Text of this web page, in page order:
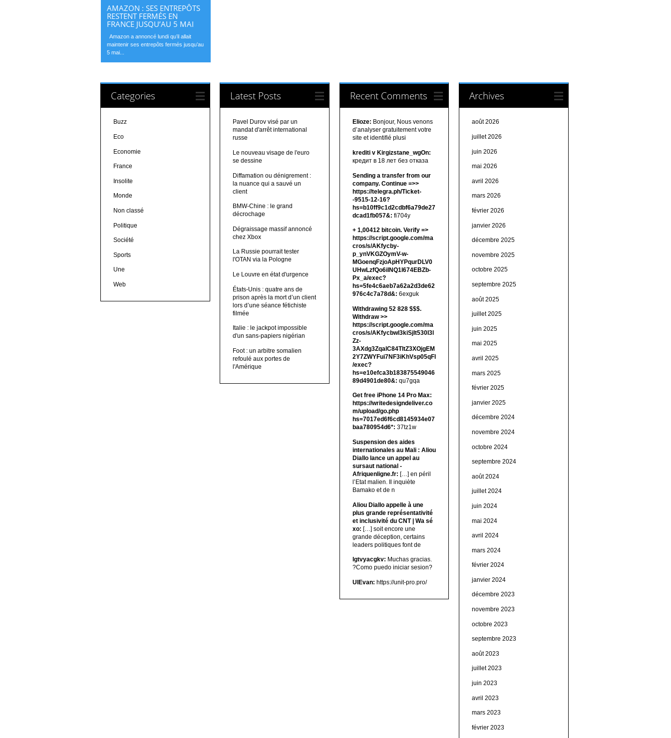
AMAZON : SES ENTREPÔTS
RESTENT FERMÉS EN
FRANCE JUSQU’AU 5 MAI
Amazon a annoncé lundi qu’il allait
maintenir ses entrepôts fermés jusqu’au
5 mai...
Categories
Buzz
Eco
Economie
France
Insolite
Monde
Non classé
Politique
Société
Sports
Une
Web
Latest Posts
Pavel Durov visé par un
mandat d'arrêt international
russe
Le nouveau visage de l'euro
se dessine
Diffamation ou dénigrement :
la nuance qui a sauvé un
client
BMW-Chine : le grand
décrochage
Dégraissage massif annoncé
chez Xbox
La Russie pourrait tester
l'OTAN via la Pologne
Le Louvre en état d'urgence
États-Unis : quatre ans de
prison après la mort d’un client
lors d’une séance fétichiste
filmée
Italie : le jackpot impossible
d'un sans-papiers nigérian
Foot : un arbitre somalien
refoulé aux portes de
l'Amérique
Recent Comments
Elioze: Bonjour, Nous venons
d’analyser gratuitement votre
site et identifié plusi
krediti v Kirgizstane_wgOn:
кредит в 18 лет без отказа
Sending a transfer from our
company. Continue =>>
https://telegra.ph/Ticket-
-9515-12-16?
hs=b10ff9c1d2cdbf6a79de27
dcad1fb057&: fi704y
+ 1,00412 bitсоin. Verify =>
https://script.google.com/ma
cros/s/AKfycby-
p_ynVKGZOymV-w-
MGoenqFzjoApHYPqurDLV0
UHwLzfQo6ilNQ1l674EBZb-
Px_a/exec?
hs=5fe4c6aeb7a62a2d3de62
976c4c7a78d&: 6exguk
Withdrawing 52 828 $$$.
Withdrаw >>
https://script.google.com/ma
cros/s/AKfycbwl3kiSjlt530I3l
Zz-
3AXdg3ZqalC84TltZ3XOjgEM
2Y7ZWYFui7NF3iKhVsp05qFl
/exec?
hs=e10efca3b183875549046
89d4901de80&: qu7gqa
Get free iPhone 14 Pro Max:
https://writedesigndeliver.co
m/upload/go.php
hs=7017ed6f6cd8145934e07
baa780954d6*: 37tz1w
Suspension des aides
internationales au Mali : Aliou
Diallo lance un appel au
sursaut national -
Afriquenligne.fr: […] en péril
l’Etat malien. Il inquiète
Bamako et de n
Aliou Diallo appelle à une
plus grande représentativité
et inclusivité du CNT | Wa sé
xo: […] soit encore une
grande déception, certains
leaders politiques font de
lgtvyacgkv: Muchas gracias.
?Como puedo iniciar sesion?
UIEvan: https://unit-pro.pro/
Archives
août 2026
juillet 2026
juin 2026
mai 2026
avril 2026
mars 2026
février 2026
janvier 2026
décembre 2025
novembre 2025
octobre 2025
septembre 2025
août 2025
juillet 2025
juin 2025
mai 2025
avril 2025
mars 2025
février 2025
janvier 2025
décembre 2024
novembre 2024
octobre 2024
septembre 2024
août 2024
juillet 2024
juin 2024
mai 2024
avril 2024
mars 2024
février 2024
janvier 2024
décembre 2023
novembre 2023
octobre 2023
septembre 2023
août 2023
juillet 2023
juin 2023
avril 2023
mars 2023
février 2023